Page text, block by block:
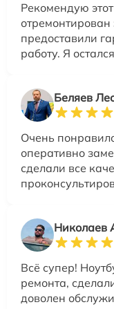
Рекомендую
предоставили
работу. Я
Беляев
Очень
оперативно
сделали все
Николаев
Всё супер!
ремонта,
доволен